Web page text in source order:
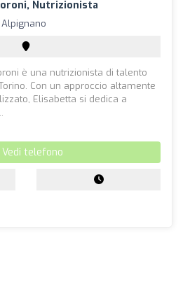
Nutrizionista
Alpignano
è una nutrizionista di talento
Con un approccio altamente
Elisabetta si dedica a
telefono